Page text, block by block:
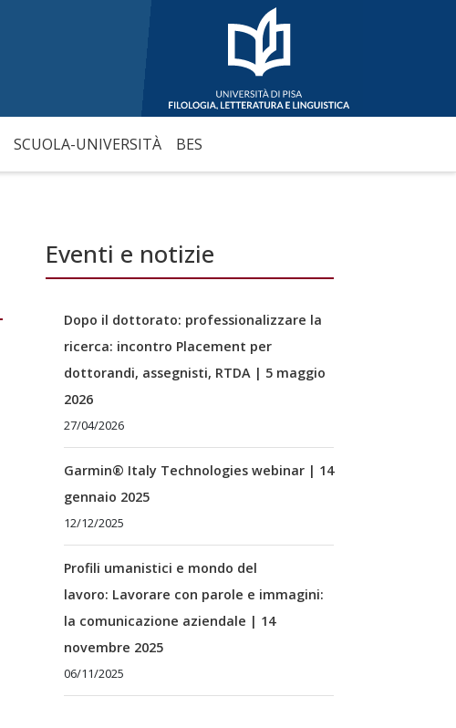
SCUOLA-UNIVERSITÀ BES
Eventi e notizie
Dopo il dottorato: professionalizzare la
ricerca: incontro Placement per
dottorandi, assegnisti, RTDA | 5 maggio
2026
27/04/2026
Garmin® Italy Technologies webinar | 14
gennaio 2025
12/12/2025
Profili umanistici e mondo del
lavoro: Lavorare con parole e immagini:
la comunicazione aziendale | 14
novembre 2025
06/11/2025